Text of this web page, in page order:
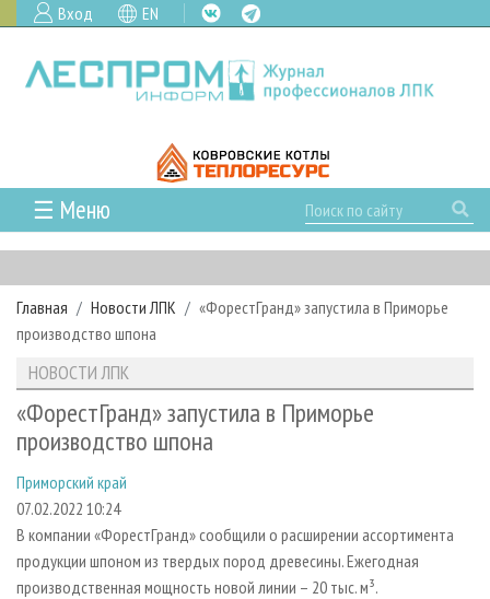
Вход EN
☰ Меню
ГЛАВНАЯ
РУБРИКИ И ТЕМЫ
РУБРИКИ ЖУРНАЛА
ЛЕСОЗАГОТОВКА
ЛЕСОПИЛЕНИЕ
СУШКА ДРЕВЕСИНЫ
ПРОИЗВОДСТВО ДРЕВЕСНЫХ ПЛИТ
ДЕРЕВЯННОЕ ДОМОСТРОЕНИЕ
НОВОСТИ
НОВОСТИ ЛПК
НОВОСТИ ЖУРНАЛА
ПРОЕКТЫ ЛПИ
АНАЛИТИКА
ПРЕДПРИЯТИЯ ЛПК
ПЕРСОНЫ
МОБИЛЬНЫЕ ВЫСТАВКИ
ОФИЦИАЛЬНЫЕ ДЕЛЕГАЦИИ
АРХИВ
АРХИВ ЖУРНАЛОВ
О ЖУРНАЛЕ
ПОДПИСКА
КОНТАКТЫ
РЕКЛАМОДАТЕЛЯМ
РЕКЛАМА
РЕКЛАМА НА САЙТЕ
Главная Новости ЛПК
«ФорестГранд» запустила в Приморье
производство шпона
НОВОСТИ ЛПК
«ФорестГранд» запустила в Приморье
производство шпона
Приморский край
07.02.2022 10:24
В компании «ФорестГранд» сообщили о расширении ассортимента
продукции шпоном из твердых пород древесины. Ежегодная
производственная мощность новой линии – 20 тыс. м³.